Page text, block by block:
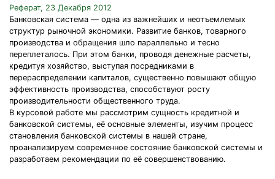
Реферат, 23 Декабря 2012
Банковская система ― одна из важнейших и неотъемлемых
структур рыночной экономики. Развитие банков, товарного
производства и обращения шло параллельно и тесно
переплеталось. При этом банки, проводя денежные расчеты,
кредитуя хозяйство, выступая посредниками в
перераспределении капиталов, существенно повышают общую
эффективность производства, способствуют росту
производительности общественного труда.
В курсовой работе мы рассмотрим сущность кредитной и
банковской системы, её основные элементы, изучим процесс
становления банковской системы в нашей стране,
проанализируем современное состояние банковской системы и
разработаем рекомендации по её совершенствованию.